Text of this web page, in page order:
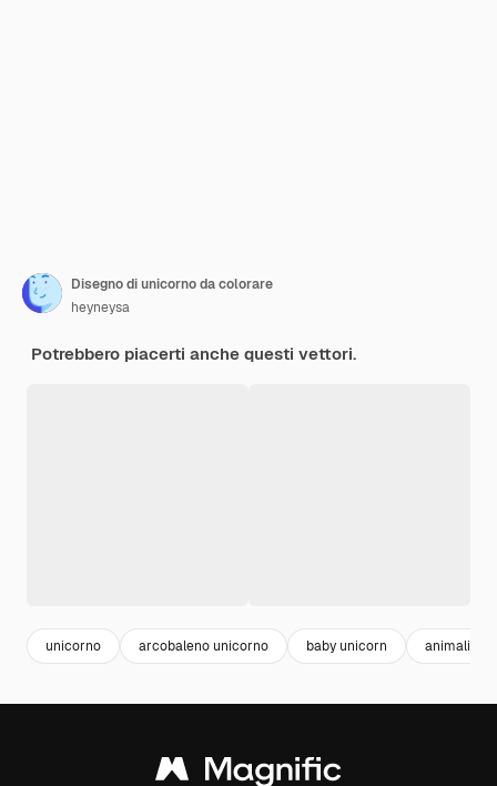
Disegno di unicorno da colorare
heyneysa
Potrebbero piacerti anche questi vettori.
unicorno arcobaleno unicorno baby unicorn animali